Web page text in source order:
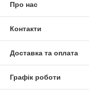
Про нас
Контакти
Доставка та оплата
Графік роботи